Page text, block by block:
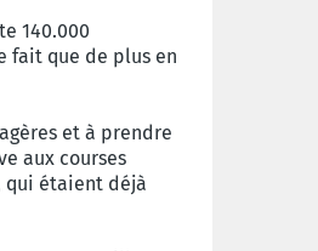
140.000
fait que de plus en
et à prendre
aux courses
qui étaient déjà